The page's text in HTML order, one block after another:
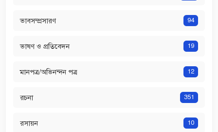
ভাবসম্প্রসারণ 94
ভাষণ ও প্রতিবেদন 19
মানপত্র/অভিনন্দন পত্র 12
রচনা 351
রসায়ন 10